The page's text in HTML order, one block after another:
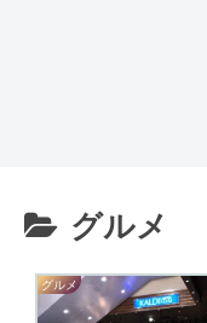
グルメ
グルメ